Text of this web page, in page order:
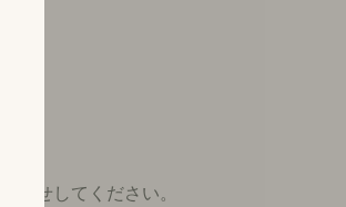
わせしてください。